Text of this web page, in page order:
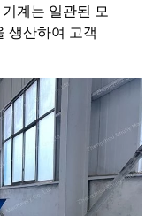
계는 일관된 모
생산하여 고객